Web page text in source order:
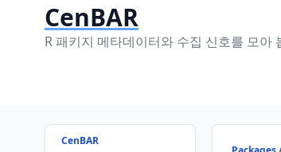
CenBAR
R 패키지 메타데이터와 수집 신호를 모아
CenBAR